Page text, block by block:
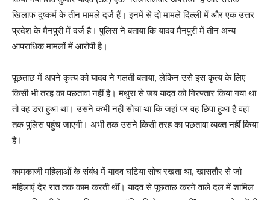
खिलाफ दुष्कर्म के तीन मामले दर्ज हैं। इनमें से दो मामले दिल्ली में और एक उत्तर
प्रदेश के मैनपुरी में दर्ज है। पुलिस ने बताया कि यादव मैनपुरी में तीन अन्य
आपराधिक मामलों में आरोपी है।
पूछताछ में अपने कृत्य को यादव ने गलती बताया, लेकिन उसे इस कृत्य के लिए
किसी भी तरह का पछतावा नहीं है। मथुरा से जब यादव को गिरफ्तार किया गया था
तो वह डरा हुआ था। उसने कभी नहीं सोचा था कि जहां पर वह छिपा हुआ है वहां
तक पुलिस पहुंच जाएगी। अभी तक उसने किसी तरह का पछतावा व्यक्त नहीं किया
है।
कामकाजी महिलाओं के संबंध में यादव घटिया सोच रखता था, खासतौर से जो
महिलाएं देर रात तक काम करती थीं। यादव से पूछताछ करने वाले दल में शामिल